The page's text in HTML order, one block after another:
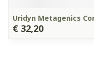
Uridyn Metagenics
€ 32,20